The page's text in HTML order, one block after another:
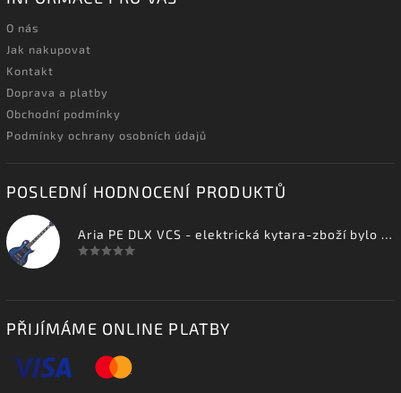
O nás
Jak nakupovat
Kontakt
Doprava a platby
Obchodní podmínky
Podmínky ochrany osobních údajů
POSLEDNÍ HODNOCENÍ PRODUKTŮ
Aria PE DLX VCS - elektrická kytara-zboží bylo vystaveno na prodejně
PŘIJÍMÁME ONLINE PLATBY